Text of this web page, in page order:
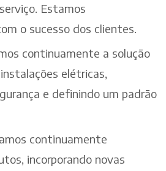
Estamos
o sucesso dos clientes.
continuamente a solução
elétricas,
e definindo um padrão
continuamente
incorporando novas